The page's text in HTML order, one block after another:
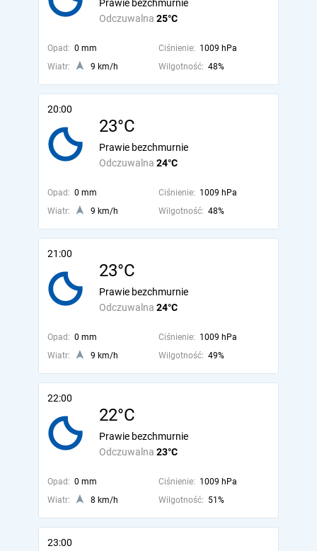
Odczuwalna 25°C
Prawie bezchmurnie
Opad: 0 mm Ciśnienie: 1009 hPa
Wiatr:
9 km/h Wilgotność: 48%
20:00
23°C
Odczuwalna 24°C
Prawie bezchmurnie
Opad: 0 mm Ciśnienie: 1009 hPa
Wiatr:
9 km/h Wilgotność: 48%
21:00
23°C
Odczuwalna 24°C
Prawie bezchmurnie
Opad: 0 mm Ciśnienie: 1009 hPa
Wiatr:
9 km/h Wilgotność: 49%
22:00
22°C
Odczuwalna 23°C
Prawie bezchmurnie
Opad: 0 mm Ciśnienie: 1009 hPa
Wiatr:
8 km/h Wilgotność: 51%
23:00